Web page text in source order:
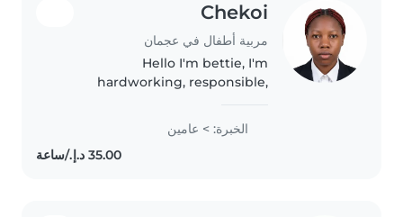
Chekoi
مربية أطفال في عجمان
Hello I'm bettie, I'm
hardworking, responsible,
respect , good at time
management and I have a very
good communication skills. I do
الخبرة: > عامين